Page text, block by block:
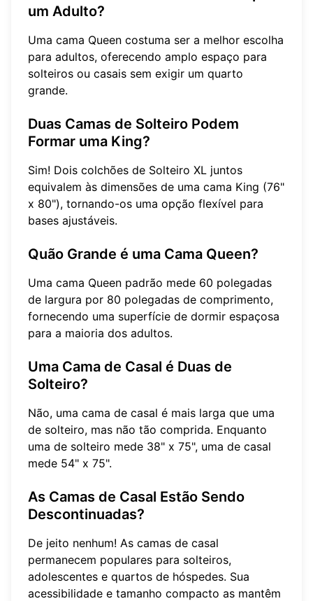
um Adulto?
Uma cama Queen costuma ser a melhor escolha
para adultos, oferecendo amplo espaço para
solteiros ou casais sem exigir um quarto
grande.
Duas Camas de Solteiro Podem
Formar uma King?
Sim! Dois colchões de Solteiro XL juntos
equivalem às dimensões de uma cama King (76"
x 80"), tornando-os uma opção flexível para
bases ajustáveis.
Quão Grande é uma Cama Queen?
Uma cama Queen padrão mede 60 polegadas
de largura por 80 polegadas de comprimento,
fornecendo uma superfície de dormir espaçosa
para a maioria dos adultos.
Uma Cama de Casal é Duas de
Solteiro?
Não, uma cama de casal é mais larga que uma
de solteiro, mas não tão comprida. Enquanto
uma de solteiro mede 38" x 75", uma de casal
mede 54" x 75".
As Camas de Casal Estão Sendo
Descontinuadas?
De jeito nenhum! As camas de casal
permanecem populares para solteiros,
adolescentes e quartos de hóspedes. Sua
acessibilidade e tamanho compacto as mantêm